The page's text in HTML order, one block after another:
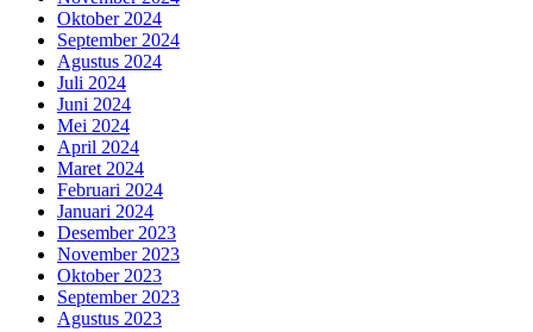
Oktober 2024
September 2024
Agustus 2024
Juli 2024
Juni 2024
Mei 2024
April 2024
Maret 2024
Februari 2024
Januari 2024
Desember 2023
November 2023
Oktober 2023
September 2023
Agustus 2023